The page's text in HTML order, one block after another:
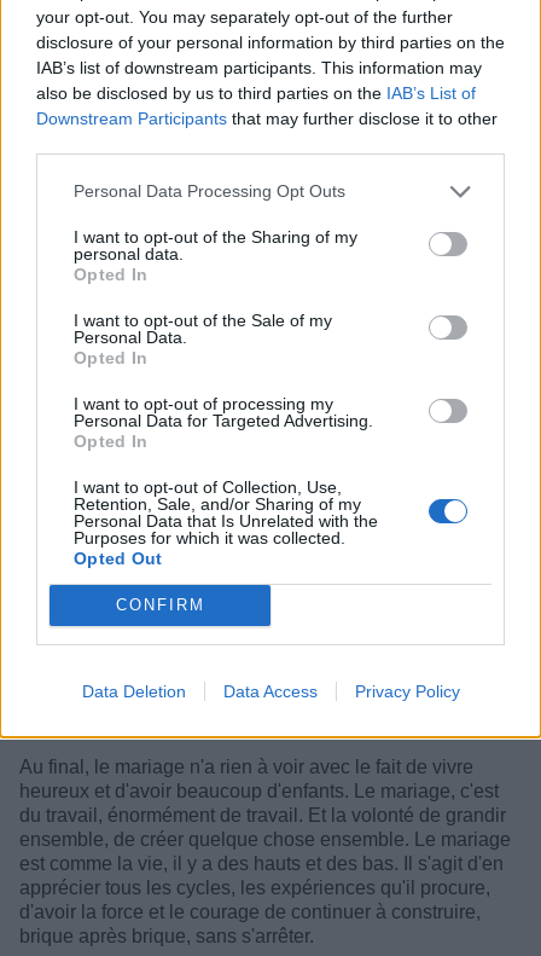
your opt-out. You may separately opt-out of the further
disclosure of your personal information by third parties on the
IAB’s list of downstream participants. This information may
also be disclosed by us to third parties on the IAB’s List of
Downstream Participants that may further disclose it to other
Personal Data Processing Opt Outs
I want to opt-out of the Sharing of my
personal data.
Opted In
I want to opt-out of the Sale of my
Personal Data.
Opted In
I want to opt-out of processing my
Personal Data for Targeted Advertising.
Opted In
I want to opt-out of Collection, Use,
Retention, Sale, and/or Sharing of my
Personal Data that Is Unrelated with the
Purposes for which it was collected.
Opted Out
CONFIRM
Data Deletion Data Access Privacy Policy
qui vous entoure, mais gardez ce petit espace dans votre
coeur dans lequel personne, à l'exception de votre femme,
ne pourra rentrer. Gardez ce petit espace toujours prêt à la
recevoir, invitez-la à y entrer tous les jours, mais défendez-
en l'entrée car personne d'autre ne doit y accéder.
3. Voyez toujours son meilleur côté :Concentrez vous
on prête le plus d'attention se développent. Si vous vous
ce sont des raisons d'être énervé. Si vous vous focalisez
sur ce que vous aimez, vous ne pourrez pas vous
jusqu'à parvenir au point où vous ne pourrez plus rien voir
d'autre que l'amour, et le sentiment inébranlable d'être
l'homme le plus chanceux sur terre d'avoir une telle femme
comme compagne.
4. Ce n'est pas à vous d'essayer de la changer ou de la
comme elle est, sans attentes ni désir de la voir changer.
Et si elle change, aimez ce qu'elle devient, que ce soit ce
que vous auriez voulu au départ — ou non.
Soyez responsable de vos émotions. Ce n'est pas le
travail de votre femme de vous rendre heureux, et elle ne
peut pas vous rendre malheureux non plus. C'est à vous
c'est à travers cela que ce bonheur se déversera dans
Au final, le mariage n'a rien à voir avec le fait de vivre
heureux et d'avoir beaucoup d'enfants. Le mariage, c'est
du travail, énormément de travail. Et la volonté de grandir
ensemble, de créer quelque chose ensemble. Le mariage
est comme la vie, il y a des hauts et des bas. Il s'agit d'en
apprécier tous les cycles, les expériences qu'il procure,
d'avoir la force et le courage de continuer à construire,
brique après brique, sans s'arrêter.